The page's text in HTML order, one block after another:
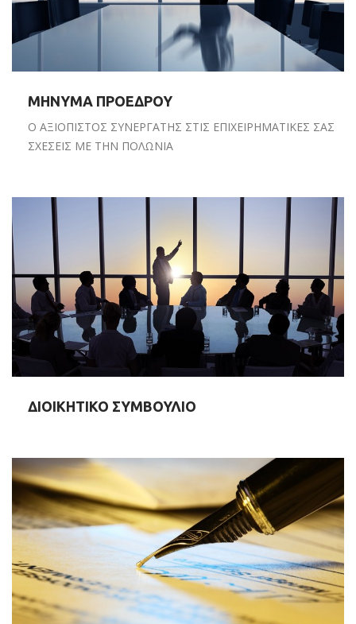
ΜΗΝΥΜΑ ΠΡΟΕΔΡΟΥ
Ο ΑΞΙΟΠΙΣΤΟΣ ΣΥΝΕΡΓΑΤΗΣ ΣΤΙΣ ΕΠΙΧΕΙΡΗΜΑΤΙΚΕΣ ΣΑΣ
ΣΧΕΣΕΙΣ ΜΕ ΤΗΝ ΠΟΛΩΝΙΑ
ΔΙΟΙΚΗΤΙΚΟ ΣΥΜΒΟΥΛΙΟ